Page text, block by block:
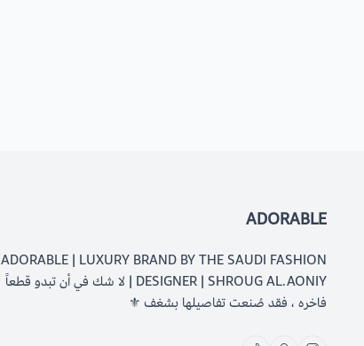
ADORABLE
ADORABLE | LUXURY BRAND BY THE SAUDI FASHION
DESIGNER | SHROUG AL.AONIY | لا شك في أن تبدو قطعاً
فاخره ، فقد صُنعت تفاصيلها بشغف ⚜️